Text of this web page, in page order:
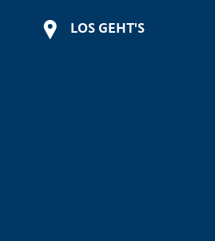
LOS GEHT'S